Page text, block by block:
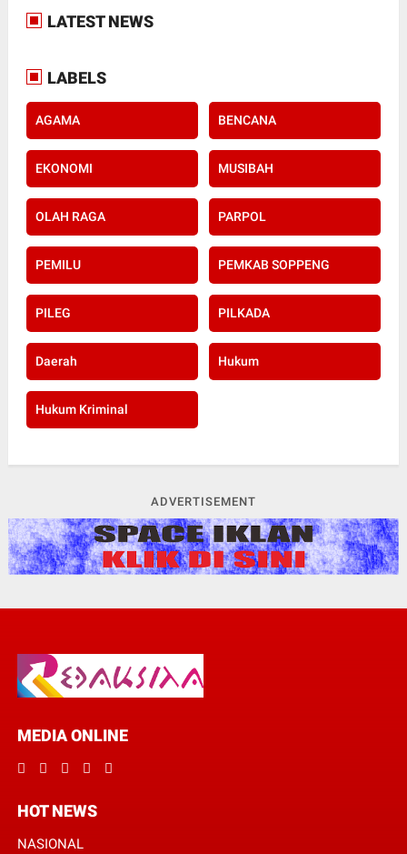
LATEST NEWS
LABELS
AGAMA BENCANA
EKONOMI MUSIBAH
OLAH RAGA PARPOL
PEMILU PEMKAB SOPPENG
PILEG PILKADA
Daerah Hukum
Hukum Kriminal
ADVERTISEMENT
MEDIA ONLINE
HOT NEWS
NASIONAL